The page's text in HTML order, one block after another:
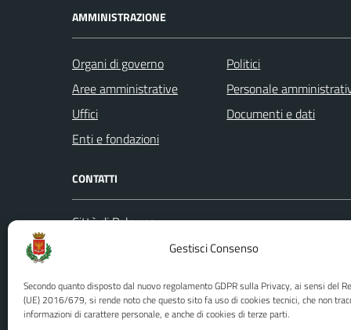
Gestisci Consenso
Secondo quanto disposto dal nuovo regolamento GDPR sulla Privacy, ai sensi del
(UE) 2016/679, si rende noto che questo sito fa uso di cookies tecnici, che non
informazioni di carattere personale, e anche di cookies di terze parti.
AMMINISTRAZIONE
Organi di governo
Aree amministrative
Uffici
Enti e fondazioni
Politici
Personale
Documenti e dati
CONTATTI
Città di Palermo
Codice fiscale / P. IVA:80016350821
U.O. Ufficio Relazioni con il Pubblico
(URP)
Leggi le